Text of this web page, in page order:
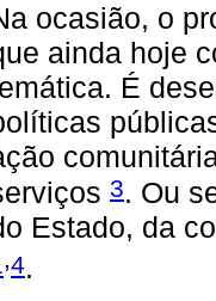
ocasião, o
ainda hoje
É
3. Ou
Estado, da
,4.